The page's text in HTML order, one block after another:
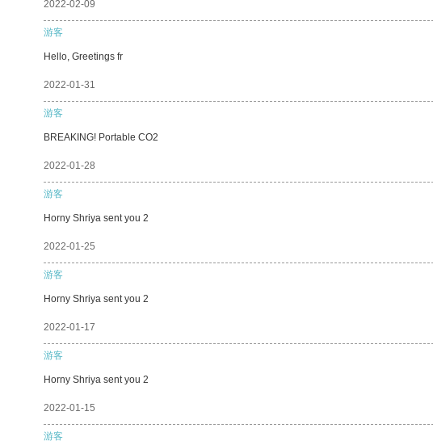
2022-02-09
游客
Hello, Greetings fr
2022-01-31
游客
BREAKING! Portable CO2
2022-01-28
游客
Horny Shriya sent you 2
2022-01-25
游客
Horny Shriya sent you 2
2022-01-17
游客
Horny Shriya sent you 2
2022-01-15
游客